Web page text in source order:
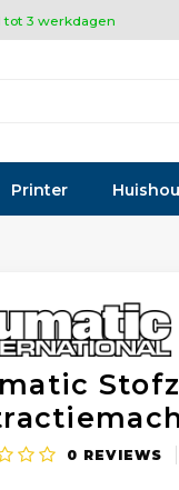
tot 3 werkdagen
Printer
0 REVIEWS